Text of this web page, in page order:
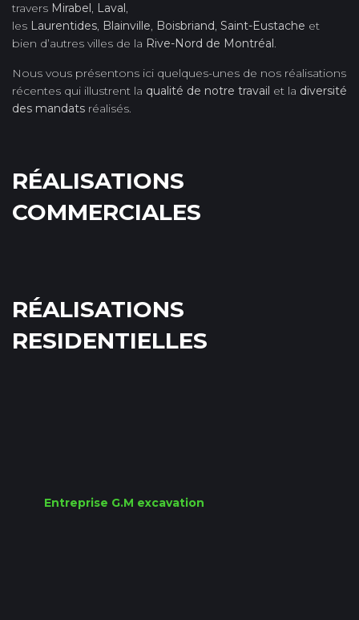
travers Mirabel, Laval,
les Laurentides, Blainville, Boisbriand, Saint-Eustache et
bien d’autres villes de la Rive-Nord de Montréal.
Nous vous présentons ici quelques-unes de nos réalisations
récentes qui illustrent la qualité de notre travail et la diversité
des mandats réalisés.
RÉALISATIONS
COMMERCIALES
RÉALISATIONS
RESIDENTIELLES
Entreprise G.M excavation